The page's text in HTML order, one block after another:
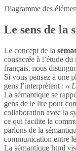
Diagramme des
Le sens de la
Le concept de la
consacrée à l’étude
français, nous
Si vous pensez à une
gens l’interprètent : «
La sémantique se
gens de le lire pour
collaboration avec la
ce qui facilite la
parlons de la
communication entre
La sémantique html